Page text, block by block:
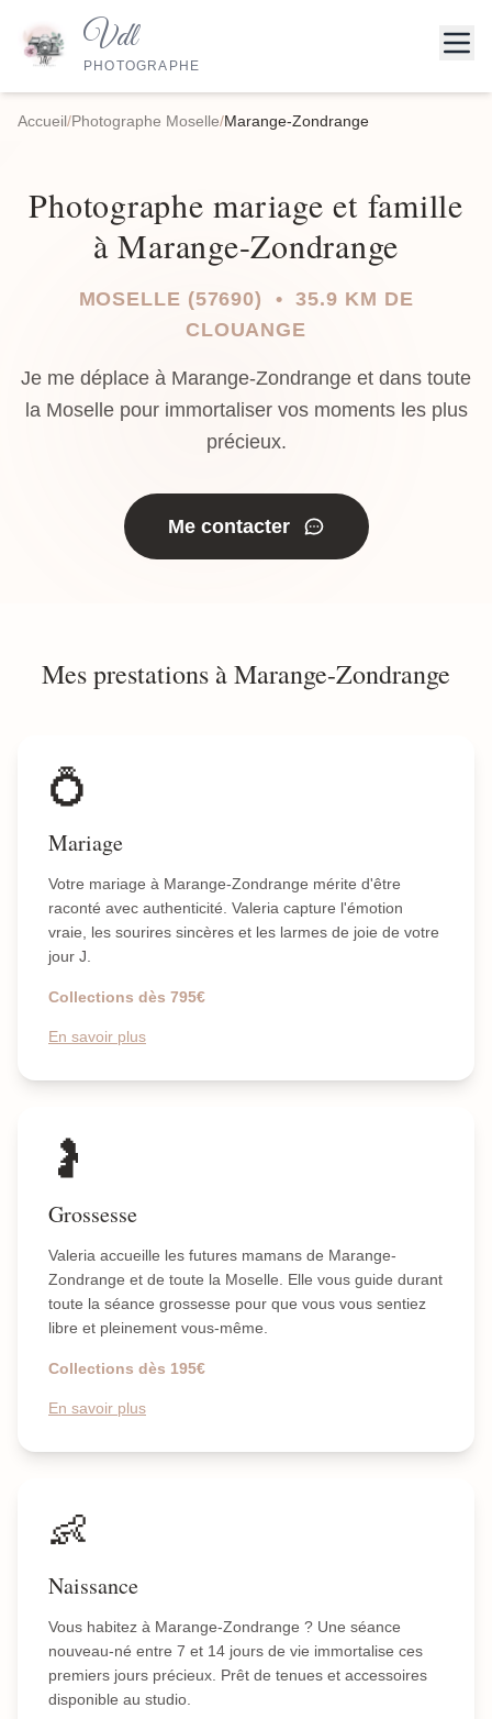
Vdl
PHOTOGRAPHE
Accueil/Photographe Moselle/Marange-Zondrange
Photographe mariage et famille
à Marange-Zondrange
MOSELLE (57690) • 35.9 KM DE
CLOUANGE
Je me déplace à Marange-Zondrange et dans toute
la Moselle pour immortaliser vos moments les plus
précieux.
Me contacter
Mes prestations à Marange-Zondrange
💍
Mariage
Votre mariage à Marange-Zondrange mérite d'être
raconté avec authenticité. Valeria capture l'émotion
vraie, les sourires sincères et les larmes de joie de votre
jour J.
Collections dès 795€
En savoir plus
🤰
Grossesse
Valeria accueille les futures mamans de Marange-
Zondrange et de toute la Moselle. Elle vous guide durant
toute la séance grossesse pour que vous vous sentiez
libre et pleinement vous-même.
Collections dès 195€
En savoir plus
👶
Naissance
Vous habitez à Marange-Zondrange ? Une séance
nouveau-né entre 7 et 14 jours de vie immortalise ces
premiers jours précieux. Prêt de tenues et accessoires
disponible au studio.